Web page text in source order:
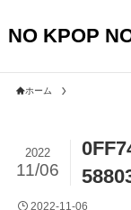
NO KPOP
ホーム
2022
11/06
2022-11-06